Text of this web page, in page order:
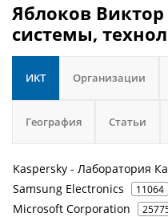
Яблоков
системы,
ИКТ Организации
География Статьи
Kaspersky - Лаборатория
Samsung Electronics 11064
Microsoft Corporation